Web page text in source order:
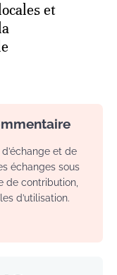
et
et de
échanges sous
de contribution,
d’utilisation.